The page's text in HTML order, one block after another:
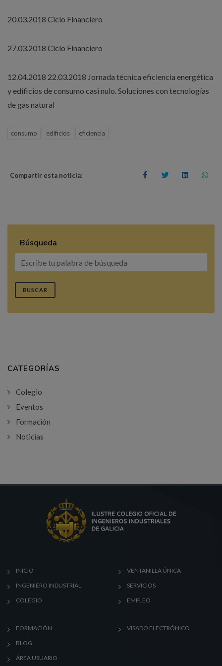
20.03.2018 Ciclo Financiero
27.03.2018 Ciclo Financiero
12.04.2018 22.03.2018 Jornada técnica eficiencia energética
y edificios de consumo casi nulo. Soluciones con tecnologías
de gas natural
consumo edificios eficiencia
Compartir esta noticia:
Búsqueda
BUSCAR
CATEGORÍAS
Colegio
Eventos
Formación
Noticias
INICIO
INGENIERO INDUSTRIAL
COLEGIO
VENTANILLA ÚNICA
SERVICIOS
EMPLEO
FORMACIÓN
BLOG
ÁREA USUARIO
VISADO ELECTRÓNICO